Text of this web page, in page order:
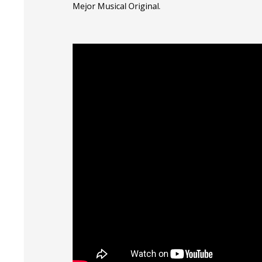
Mejor Musical Original.